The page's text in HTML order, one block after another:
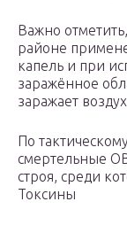
Важно
районе
капель и при
заражённое
заражает
По
смертельные
строя, среди
Токсины